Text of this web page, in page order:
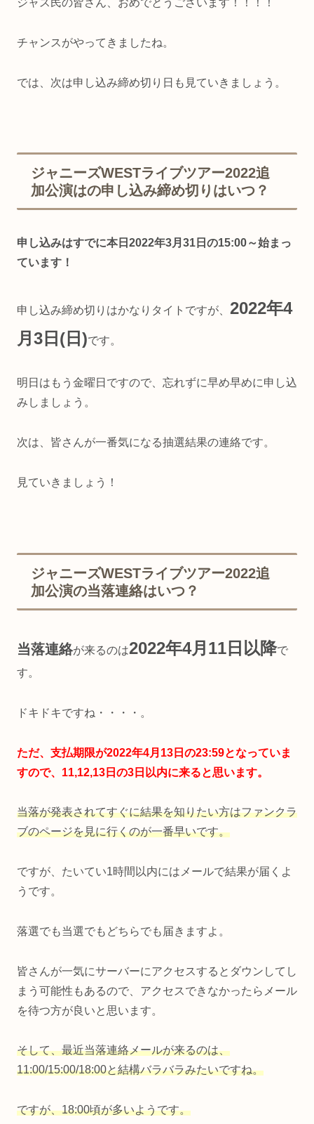
ジャス民の皆さん、おめでとうございます！！！！
チャンスがやってきましたね。
では、次は申し込み締め切り日も見ていきましょう。
ジャニーズWESTライブツアー2022追
加公演はの申し込み締め切りはいつ？
申し込みはすでに本日2022年3月31日の15:00～始まっ
ています！
申し込み締め切りはかなりタイトですが、 2022年4
月3日(日)です。
明日はもう金曜日ですので、忘れずに早め早めに申し込
みしましょう。
次は、皆さんが一番気になる抽選結果の連絡です。
見ていきましょう！
ジャニーズWESTライブツアー2022追
加公演の当落連絡はいつ？
当落連絡が来るのは2022年4月11日以降で
す。
ドキドキですね・・・・。
ただ、支払期限が2022年4月13日の23:59となっていま
すので、11,12,13日の3日以内に来ると思います。
当落が発表されてすぐに結果を知りたい方はファンクラ
ブのページを見に行くのが一番早いです。
ですが、たいてい1時間以内にはメールで結果が届くよ
うです。
落選でも当選でもどちらでも届きますよ。
皆さんが一気にサーバーにアクセスするとダウンしてし
まう可能性もあるので、アクセスできなかったらメール
を待つ方が良いと思います。
そして、最近当落連絡メールが来るのは、
11:00/15:00/18:00と結構バラバラみたいですね。
ですが、18:00頃が多いようです。